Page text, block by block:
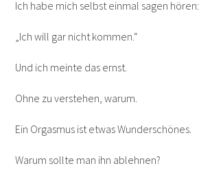
Ich habe mich selbst einmal sagen hören:
„Ich will gar nicht kommen.“
Und ich meinte das ernst.
Ohne zu verstehen, warum.
Ein Orgasmus ist etwas Wunderschönes.
Warum sollte man ihn ablehnen?